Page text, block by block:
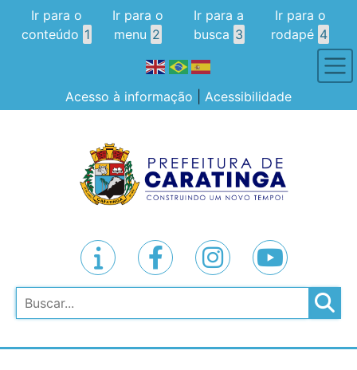
Ir para o
conteúdo 1
Ir para o
menu 2
Ir para a
busca 3
Ir para o
rodapé 4
Acesso à informação Acessibilidade
Pesquisar